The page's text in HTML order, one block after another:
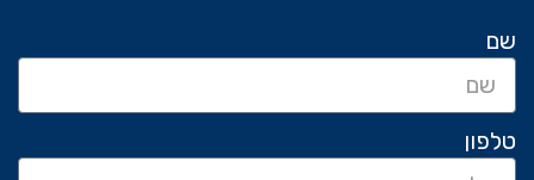
שם
טלפון